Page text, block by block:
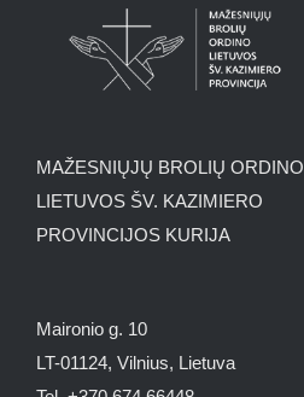
MAŽESNIŲJŲ BROLIŲ ORDINO
LIETUVOS ŠV. KAZIMIERO
PROVINCIJOS KURIJA
Maironio g. 10
LT-01124, Vilnius, Lietuva